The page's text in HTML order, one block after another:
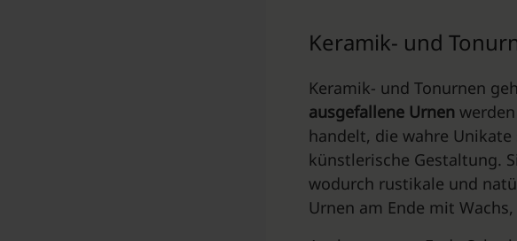
Keramik- und
Keramik- und Tonurnen
ausgefallene Urnen
handelt, die wahre
künstlerische Gestaltung.
wodurch rustikale und
Urnen am Ende mit